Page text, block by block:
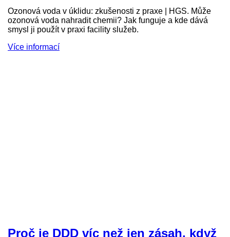
Ozonová voda v úklidu: zkušenosti z praxe | HGS. Může
ozonová voda nahradit chemii? Jak funguje a kde dává
smysl ji použít v praxi facility služeb.
Více informací
Proč je DDD víc než jen zásah, když